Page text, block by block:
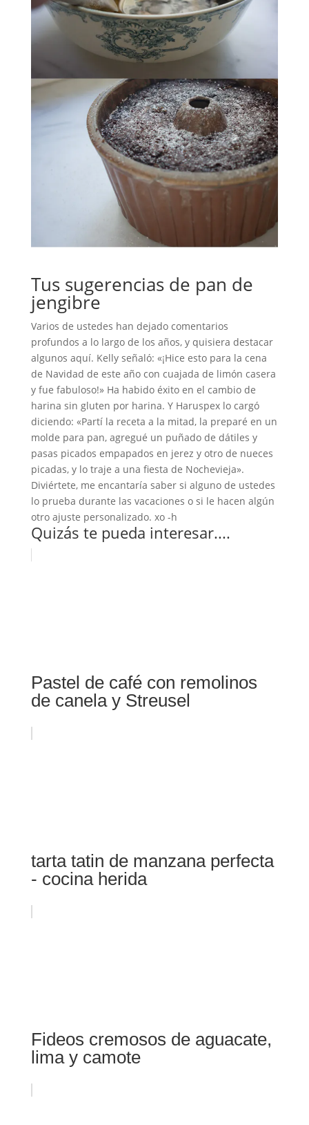
Tus sugerencias de pan de
jengibre
Varios de ustedes han dejado comentarios
profundos a lo largo de los años, y quisiera destacar
algunos aquí. Kelly señaló: «¡Hice esto para la cena
de Navidad de este año con cuajada de limón casera
y fue fabuloso!» Ha habido éxito en el cambio de
harina sin gluten por harina. Y Haruspex lo cargó
diciendo: «Partí la receta a la mitad, la preparé en un
molde para pan, agregué un puñado de dátiles y
pasas picados empapados en jerez y otro de nueces
picadas, y lo traje a una fiesta de Nochevieja».
Diviértete, me encantaría saber si alguno de ustedes
lo prueba durante las vacaciones o si le hacen algún
otro ajuste personalizado. xo -h
Quizás te pueda interesar....
Pastel de café con remolinos
de canela y Streusel
tarta tatin de manzana perfecta
- cocina herida
Fideos cremosos de aguacate,
lima y camote